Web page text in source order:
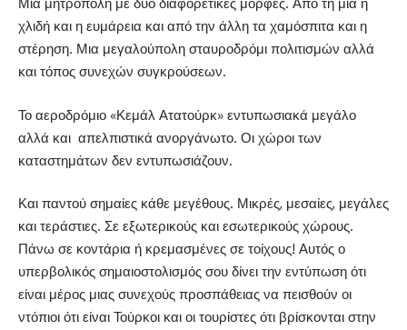
χλιδή και η ευμάρεια και από την άλλη τα χαμόσπιτα και η
στέρηση. Μια μεγαλούπολη σταυροδρόμι πολιτισμών αλλά
και τόπος συνεχών συγκρούσεων.
Το αεροδρόμιο «Κεμάλ Ατατούρκ» εντυπωσιακά μεγάλο
αλλά και απελπιστικά ανοργάνωτο. Οι χώροι των
καταστημάτων δεν εντυπωσιάζουν.
Και παντού σημαίες κάθε μεγέθους. Μικρές, μεσαίες, μεγάλες
και τεράστιες. Σε εξωτερικούς και εσωτερικούς χώρους.
Πάνω σε κοντάρια ή κρεμασμένες σε τοίχους! Αυτός ο
υπερβολικός σημαιοστολισμός σου δίνει την εντύπωση ότι
είναι μέρος μιας συνεχούς προσπάθειας να πεισθούν οι
ντόπιοι ότι είναι Τούρκοι και οι τουρίστες ότι βρίσκονται στην